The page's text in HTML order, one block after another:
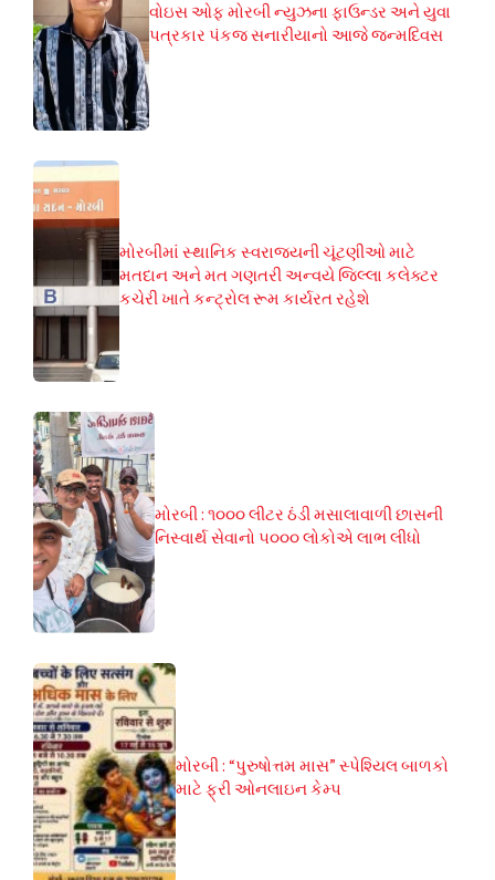
વોઇસ ઓફ મોરબી ન્યુઝના ફાઉન્ડર અને યુવા
પત્રકાર પંકજ સનારીયાનો આજે જન્મદિવસ
મોરબીમાં સ્થાનિક સ્વરાજ્યની ચૂંટણીઓ માટે
મતદાન અને મત ગણતરી અન્વયે જિલ્લા કલેક્ટર
કચેરી ખાતે કન્ટ્રોલ રૂમ કાર્યરત રહેશે
મોરબી : ૧૦૦૦ લીટર ઠંડી મસાલાવાળી છાસની
નિસ્વાર્થ સેવાનો ૫૦૦૦ લોકોએ લાભ લીધો
મોરબી : “પુરુષોત્તમ માસ” સ્પેશ્યિલ બાળકો
માટે ફ્રી ઓનલાઇન કેમ્પ